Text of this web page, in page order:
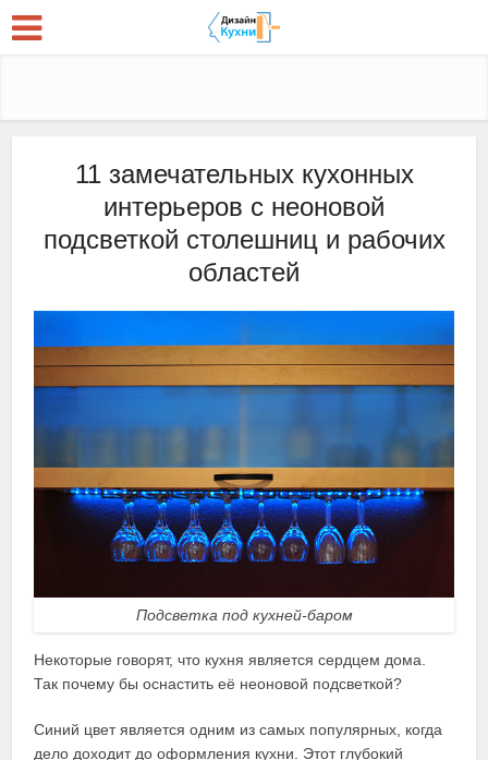
11 замечательных кухонных
интерьеров с неоновой
подсветкой столешниц и рабочих
областей
Подсветка под кухней-баром
Некоторые говорят, что кухня является сердцем дома.
Так почему бы оснастить её неоновой подсветкой?
Синий цвет является одним из самых популярных, когда
дело доходит до оформления кухни. Этот глубокий